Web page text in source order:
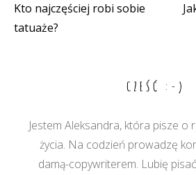
Nawigacja
Kto najczęściej robi sobie
tatuaże?
CZEŚĆ :-)
Jestem Aleksandra, która pisze o
życia. Na codzień prowadzę
damą-copywriterem. Lubię